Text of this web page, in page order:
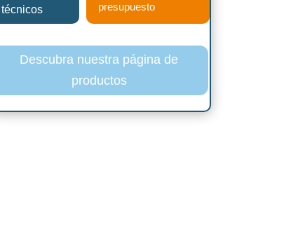
técnicos
presupuesto
Descubra nuestra página de
productos